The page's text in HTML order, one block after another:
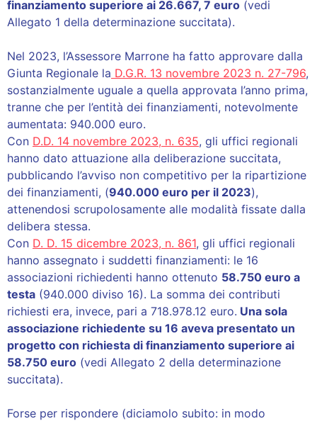
finanziamento superiore ai 26.667, 7 euro (vedi
Allegato 1 della determinazione succitata).
Nel 2023, l’Assessore Marrone ha fatto approvare dalla
Giunta Regionale la D.G.R. 13 novembre 2023 n. 27-796,
sostanzialmente uguale a quella approvata l’anno prima,
tranne che per l’entità dei finanziamenti, notevolmente
aumentata: 940.000 euro.
Con D.D. 14 novembre 2023, n. 635, gli uffici regionali
hanno dato attuazione alla deliberazione succitata,
pubblicando l’avviso non competitivo per la ripartizione
dei finanziamenti, (940.000 euro per il 2023),
attenendosi scrupolosamente alle modalità fissate dalla
delibera stessa.
Con D. D. 15 dicembre 2023, n. 861, gli uffici regionali
hanno assegnato i suddetti finanziamenti: le 16
associazioni richiedenti hanno ottenuto 58.750 euro a
testa (940.000 diviso 16). La somma dei contributi
richiesti era, invece, pari a 718.978.12 euro. Una sola
associazione richiedente su 16 aveva presentato un
progetto con richiesta di finanziamento superiore ai
58.750 euro (vedi Allegato 2 della determinazione
succitata).
Forse per rispondere (diciamolo subito: in modo